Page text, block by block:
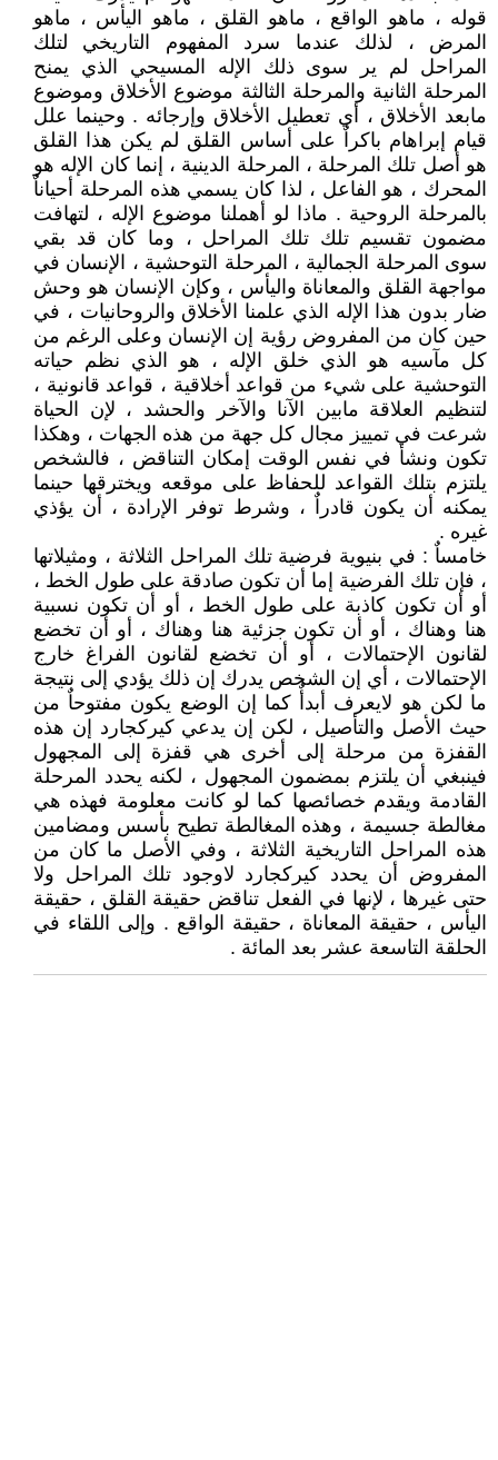
قوله ، ماهو الواقع ، ماهو القلق ، ماهو اليأس ، ماهو
المرض ، لذلك عندما سرد المفهوم التاريخي لتلك
المراحل لم ير سوى ذلك الإله المسيحي الذي يمنح
المرحلة الثانية والمرحلة الثالثة موضوع الأخلاق وموضوع
مابعد الأخلاق ، أي تعطيل الأخلاق وإرجائه . وحينما علل
قيام إبراهام باكراٌ على أساس القلق لم يكن هذا القلق
هو أصل تلك المرحلة ، المرحلة الدينية ، إنما كان الإله هو
المحرك ، هو الفاعل ، لذا كان يسمي هذه المرحلة أحياناٌ
بالمرحلة الروحية . ماذا لو أهملنا موضوع الإله ، لتهافت
مضمون تقسيم تلك تلك المراحل ، وما كان قد بقي
سوى المرحلة الجمالية ، المرحلة التوحشية ، الإنسان في
مواجهة القلق والمعاناة واليأس ، وكإن الإنسان هو وحش
ضار بدون هذا الإله الذي علمنا الأخلاق والروحانيات ، في
حين كان من المفروض رؤية إن الإنسان وعلى الرغم من
كل مآسيه هو الذي خلق الإله ، هو الذي نظم حياته
التوحشية على شيء من قواعد أخلاقية ، قواعد قانونية ،
لتنظيم العلاقة مابين الآنا والآخر والحشد ، لإن الحياة
شرعت في تمييز مجال كل جهة من هذه الجهات ، وهكذا
تكون ونشأ في نفس الوقت إمكان التناقض ، فالشخص
يلتزم بتلك القواعد للحفاظ على موقعه ويخترقها حينما
يمكنه أن يكون قادراٌ ، وشرط توفر الإرادة ، أن يؤذي
غيره .
خامساٌ : في بنيوية فرضية تلك المراحل الثلاثة ، ومثيلاتها
، فإن تلك الفرضية إما أن تكون صادقة على طول الخط ،
أو أن تكون كاذبة على طول الخط ، أو أن تكون نسبية
هنا وهناك ، أو أن تكون جزئية هنا وهناك ، أو أن تخضع
لقانون الإحتمالات ، أو أن تخضع لقانون الفراغ خارج
الإحتمالات ، أي إن الشخص يدرك إن ذلك يؤدي إلى نتيجة
ما لكن هو لايعرف أبدأٌ كما إن الوضع يكون مفتوحاٌ من
حيث الأصل والتأصيل ، لكن إن يدعي كيركجارد إن هذه
القفزة من مرحلة إلى أخرى هي قفزة إلى المجهول
فينبغي أن يلتزم بمضمون المجهول ، لكنه يحدد المرحلة
القادمة ويقدم خصائصها كما لو كانت معلومة فهذه هي
مغالطة جسيمة ، وهذه المغالطة تطيح بأسس ومضامين
هذه المراحل التاريخية الثلاثة ، وفي الأصل ما كان من
المفروض أن يحدد كيركجارد لاوجود تلك المراحل ولا
حتى غيرها ، لإنها في الفعل تناقض حقيقة القلق ، حقيقة
اليأس ، حقيقة المعاناة ، حقيقة الواقع . وإلى اللقاء في
الحلقة التاسعة عشر بعد المائة .